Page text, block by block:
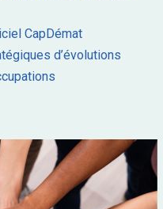
CapDémat
d’évolutions